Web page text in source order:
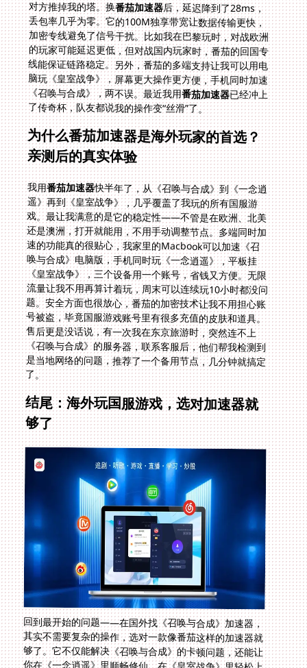
对方推掉我的塔。换番茄加速器后，延迟降到了28ms，
丢包率几乎为零。它的100M独享带宽让数据传输更快，
加密专线避免了信号干扰。比如我在巴黎玩时，对战欧洲
的玩家可能延迟更低，但对战国内玩家时，番茄的回国专
线能保证链路稳定。另外，番茄的多端支持让我可以用电
脑玩《皇室战争》，屏幕更大操作更方便，手机同时加速
《召唤与合成》，两不误。最近我用番茄加速器已经冲上
了传奇杯，队友都说我的操作变“丝滑”了。
为什么番茄加速器是海外玩家的首选？
亲测后的真实体验
我用番茄加速器快半年了，从《召唤与合成》到《一念逍
遥》再到《皇室战争》，几乎覆盖了我玩的所有国服游
戏。最让我满意的是它的稳定性——不管是在欧洲、北美
还是澳洲，打开就能用，不用手动调整节点。多端同时加
速的功能真的很贴心，我家里的Macbook可以加速《召
唤与合成》电脑版，手机同时玩《一念逍遥》，平板挂
《皇室战争》，三个设备用一个账号，省钱又方便。无限
流量让我不用再算计着玩，周末可以连续玩10小时都没问
题。安全方面也很放心，番茄的加密技术让我不用担心账
号被盗，毕竟国服游戏账号里有很多充值的皮肤和道具。
售后更是没话说，有一次我在东京旅游时，突然连不上
《召唤与合成》的服务器，联系客服后，他们帮我检测到
是当地网络的问题，推荐了一个备用节点，几分钟就搞定
了。
结尾：海外玩国服游戏，选对加速器就
够了
回到最开始的问题——在国外找《召唤与合成》加速器，
其实不需要复杂的操作，选对一款像番茄这样的加速器就
够了。它不仅能解决《召唤与合成》的卡顿问题，还能让
你在《一念逍遥》里顺畅修仙，在《皇室战争》里轻松上
分。海外玩国服游戏的痛点，番茄都帮你想到了：全球节
点覆盖、多平台多端支持、无限流量、精选游戏专线、安
全加密、24小时售后。如果你也在海外为游戏卡顿烦恼，